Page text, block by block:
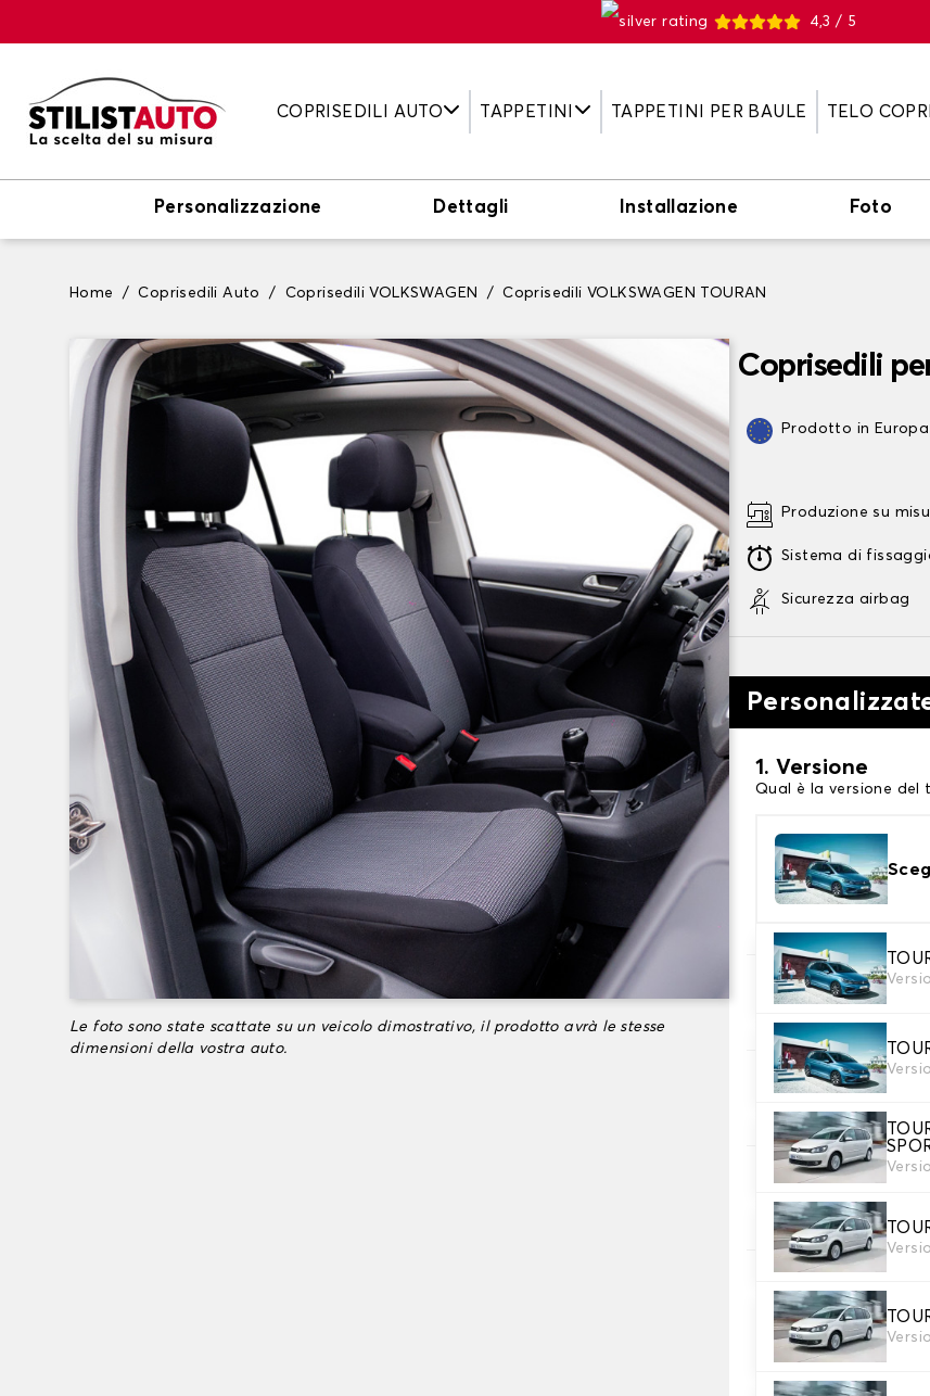
4,3 / 5
COPRISEDILI AUTO TAPPETINI TAPPETINI PER BAULE TELO
Personalizzazione Dettagli Installazione Foto
Home Coprisedili Auto Coprisedili VOLKSWAGEN Coprisedili VOLKSWAGEN TOURAN
Le foto sono state scattate su un veicolo dimostrativo, il prodotto avrà le stesse
dimensioni della vostra auto.
Coprisedili
Prodotto in
Produzione su
Sistema di
Sicurezza airbag
1. Versione
Qual è la versione del
2. Set di
3. Materiale
Scegliete il materiale
4. Colore
Scegliete il colore dei
Personalizza il
Aggiungere testo e